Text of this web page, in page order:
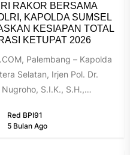
RAKOR BERSAMA
KAPOLDA SUMSEL
KESIAPAN TOTAL
KETUPAT 2026
Palembang – Kapolda
Selatan, Irjen Pol. Dr.
S.I.K., S.H.,
Koordinasi Lintas Sektoral...
Red BPI91
5 Bulan Ago